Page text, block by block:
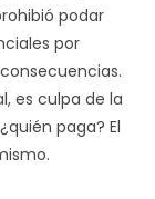
podar
por
es culpa de la
paga? El